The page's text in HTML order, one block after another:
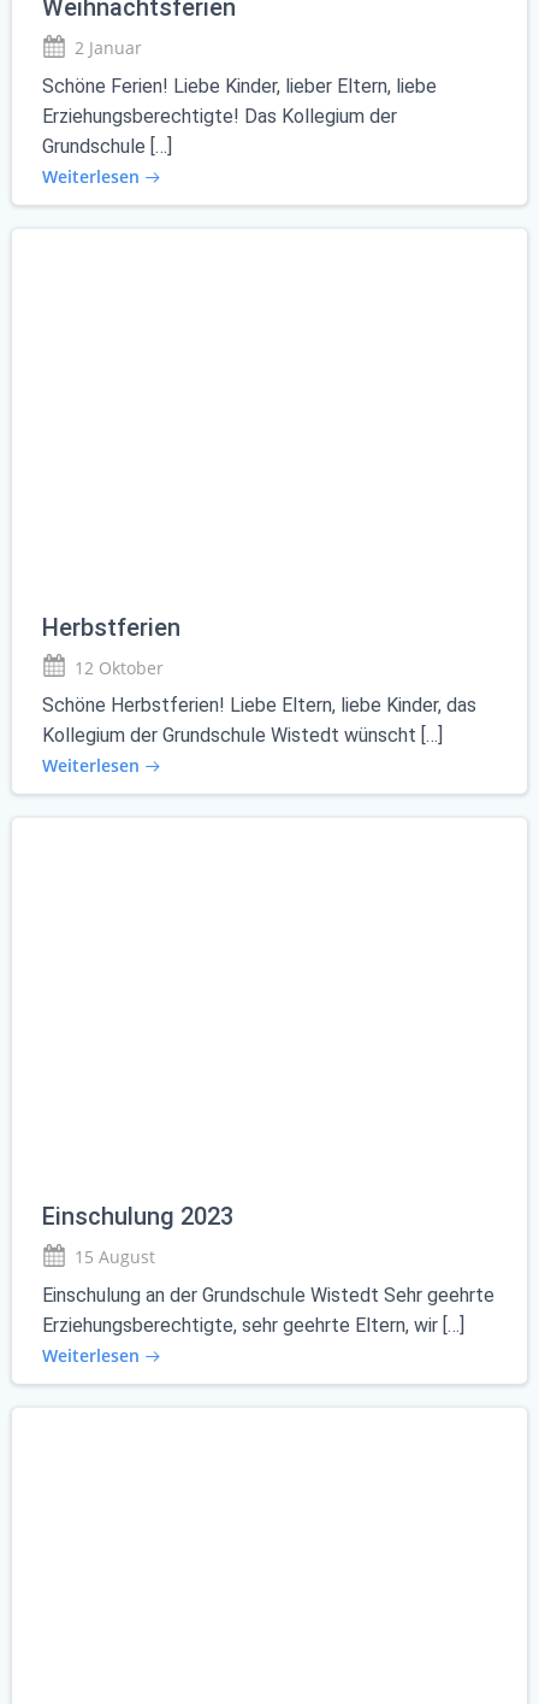
Weihnachtsferien
2 Januar
Schöne Ferien! Liebe Kinder, lieber Eltern, liebe
Erziehungsberechtigte! Das Kollegium der
Grundschule […]
Weiterlesen
Herbstferien
12 Oktober
Schöne Herbstferien! Liebe Eltern, liebe Kinder, das
Kollegium der Grundschule Wistedt wünscht […]
Weiterlesen
Einschulung 2023
15 August
Einschulung an der Grundschule Wistedt Sehr geehrte
Erziehungsberechtigte, sehr geehrte Eltern, wir […]
Weiterlesen